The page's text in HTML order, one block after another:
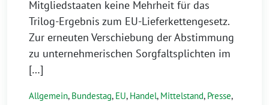
Mitgliedstaaten keine Mehrheit für das
Trilog-Ergebnis zum EU-Lieferkettengesetz.
Zur erneuten Verschiebung der Abstimmung
zu unternehmerischen Sorgfaltsplichten im
[…]
Allgemein, Bundestag, EU, Handel, Mittelstand, Presse,